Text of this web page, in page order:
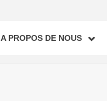
A PROPOS DE NOUS